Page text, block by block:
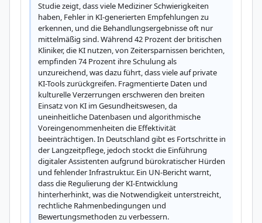
Studie zeigt, dass viele Mediziner Schwierigkeiten
haben, Fehler in KI-generierten Empfehlungen zu
erkennen, und die Behandlungsergebnisse oft nur
mittelmäßig sind. Während 42 Prozent der britischen
Kliniker, die KI nutzen, von Zeitersparnissen berichten,
empfinden 74 Prozent ihre Schulung als
unzureichend, was dazu führt, dass viele auf private
KI-Tools zurückgreifen. Fragmentierte Daten und
kulturelle Verzerrungen erschweren den breiten
Einsatz von KI im Gesundheitswesen, da
uneinheitliche Datenbasen und algorithmische
Voreingenommenheiten die Effektivität
beeinträchtigen. In Deutschland gibt es Fortschritte in
der Langzeitpflege, jedoch stockt die Einführung
digitaler Assistenten aufgrund bürokratischer Hürden
und fehlender Infrastruktur. Ein UN-Bericht warnt,
dass die Regulierung der KI-Entwicklung
hinterherhinkt, was die Notwendigkeit unterstreicht,
rechtliche Rahmenbedingungen und
Bewertungsmethoden zu verbessern.